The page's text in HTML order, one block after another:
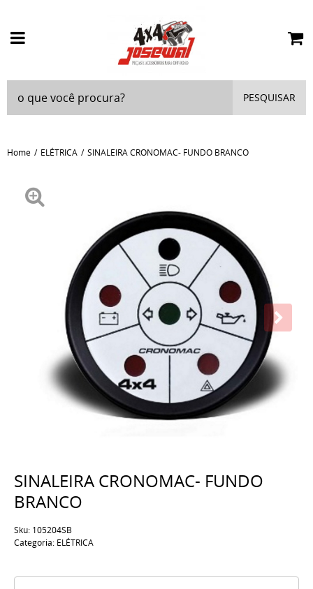
PESQUISAR
Home ELÉTRICA SINALEIRA CRONOMAC- FUNDO BRANCO
SINALEIRA CRONOMAC- FUNDO
BRANCO
Sku: 105204SB
Categoria: ELÉTRICA